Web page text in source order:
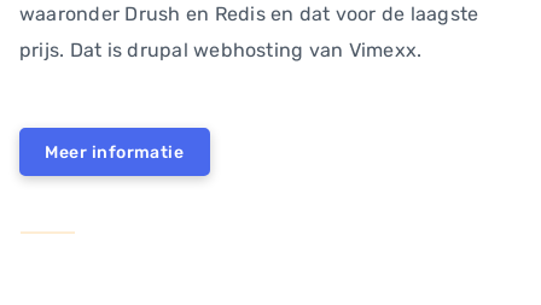
waaronder Drush en Redis en dat voor de laagste
prijs. Dat is drupal webhosting van Vimexx.
Meer informatie